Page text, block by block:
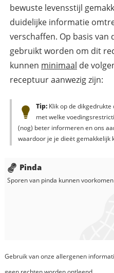
bewuste levensstijl
duidelijke informatie
verschaffen. Op basis van
gebruikt worden om dit
kunnen minimaal de
receptuur aanwezig zijn:
Tip:Klik op de
met welke
(nog) beter informeren en ons
waardoor je je dieët gemakkelijk
Pinda
Sporen van pinda kunnen
Gebruik van onze allergenen